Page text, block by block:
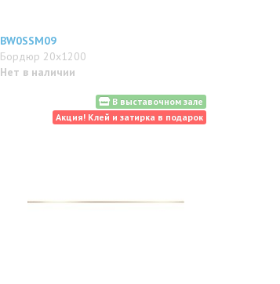
BW0SSM09
Бордюр 20x1200
Нет в наличии
В выставочном зале
Акция! Клей и затирка в подарок